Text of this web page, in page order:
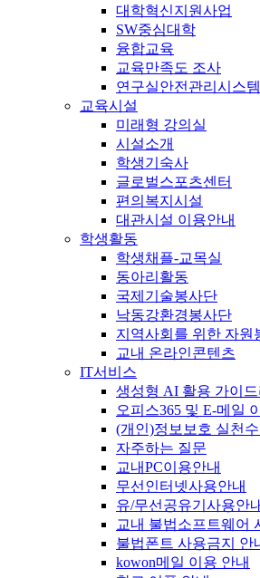
대학혁신지원사업
SW중심대학
융합교육
교육만족도 조사
연구실안전관리시스템
교육시설
미래형 강의실
시설소개
학생기숙사
글로벌스포츠센터
편의복지시설
대관시설 이용안내
학생활동
학생채플-교목실
동아리활동
국제기술봉사단
낙동강환경봉사단
지역사회를 위한 자원
교내 온라인콘텐츠
IT서비스
생성형 AI 활용 가이드
오피스365 및 E-메일
(개인)정보보호 실천
자주하는 질문
교내PC이용안내
무선인터넷사용안내
유/무선공유기사용안
교내 불법소프트웨어
불법폰트 사용금지 안
kowon메일 이용 안내